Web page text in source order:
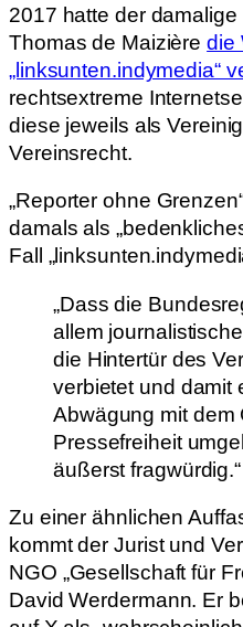
2017 hatte der
Thomas de Maizièredie
„linksunten.indymedia“
rechtsextreme
diese jeweils als
Vereinsrecht.
„Reporter ohne
damals als
Fall
„Dass die
allem
die Hintertür des
verbietet und damit
Abwägung mit dem
Pressefreiheit
äußerst fragwürdig.“
Zu einer ähnlichen
kommt der Jurist und
NGO „Gesellschaft für
David Werdermann. Er